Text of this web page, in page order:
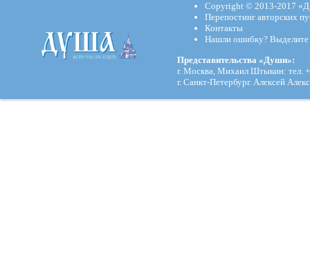
Copyright © 2013-2017
Перепостинг авторских
Контакты
Нашли ошибку?
Представительства «Души»:
г. Москва, Михаил Штыкин: тел.
г. Санкт-Петербург. Алексей